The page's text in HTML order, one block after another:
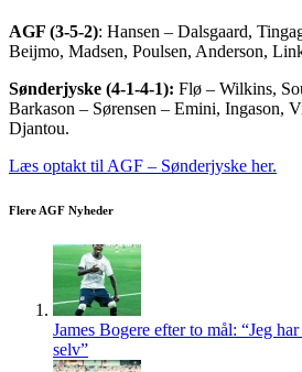
AGF (3-5-2): Hansen – Dalsgaard,
Beijmo, Madsen, Poulsen, Anderson,
Sønderjyske (4-1-4-1): Flø – Wilkins,
Barkason – Sørensen – Emini, Ingason,
Djantou.
Læs optakt til AGF – Sønderjyske her.
Flere AGF Nyheder
James Bogere efter to mål: “Jeg
selv”